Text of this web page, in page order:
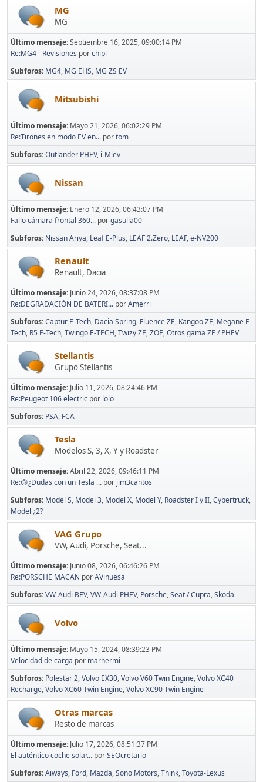
MG
MG
Último mensaje:Septiembre 16, 2025, 09:00:14 PM
Re:MG4 - Revisiones porchipi
Subforos MG4 MG EHS MG ZS EV
Mitsubishi
Último mensaje: Mayo 21, 2026, 06:02:29 PM
Re:Tirones en modo EV en... portom
Subforos Outlander PHEV i-Miev
Nissan
Último mensaje: Enero 12, 2026, 06:43:07 PM
Fallo cámara frontal 360... porgasulla00
Subforos Nissan Ariya Leaf E-Plus LEAF 2.Zero LEAF e-NV200
Renault
Renault, Dacia
Último mensaje: Junio 24, 2026, 08:37:08 PM
Re:DEGRADACIÓN DE BATERI... porAmerri
Subforos Captur E-Tech Dacia Spring Fluence ZE Kangoo ZE Megane E-
Tech R5 E-Tech Twingo E-TECH Twizy ZE ZOE Otros gama ZE / PHEV
Stellantis
Grupo Stellantis
Último mensaje: Julio 11, 2026, 08:24:46 PM
Re:Peugeot 106 electric por lolo
Subforos PSA FCA
Tesla
Modelos S, 3, X, Y y Roadster
Último mensaje:Abril 22, 2026, 09:46:11 PM
Re:🙃¿Dudas con un Tesla ... por jim3cantos
Subforos Model S Model 3 Model X Model Y Roadster I y II Cybertruck
Model ¿2?
VAG Grupo
VW, Audi, Porsche, Seat...
Último mensaje: Junio 08, 2026, 06:46:26 PM
Re:PORSCHE MACAN porAVinuesa
Subforos VW-Audi BEV VW-Audi PHEV Porsche Seat / Cupra Skoda
Volvo
Último mensaje: Mayo 15, 2024, 08:39:23 PM
Velocidad de carga por marhermi
Subforos Polestar 2 Volvo EX30 Volvo V60 Twin Engine Volvo XC40
Recharge Volvo XC60 Twin Engine Volvo XC90 Twin Engine
Otras marcas
Resto de marcas
Último mensaje: Julio 17, 2026, 08:51:37 PM
El auténtico coche solar... porSEOcretario
Subforos Aiways Ford Mazda Sono Motors Think Toyota-Lexus